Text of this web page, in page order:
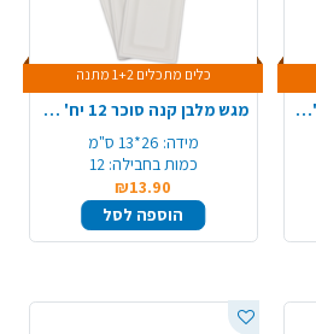
מגש אובלי קנה סוכר 12 יח'- קטן
כלים מתכלים 1+2 מתנה
מגש מלבן קנה סוכר 12 יח' - לבן
מידה: 26*13 ס"מ
כמות בחבילה: 12
₪13.90
הוספה לסל